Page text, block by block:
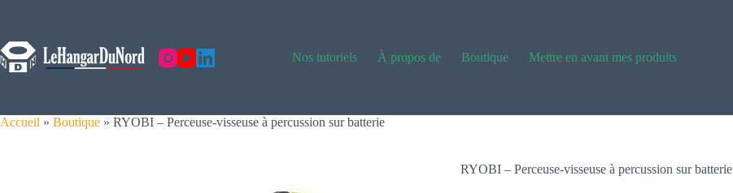
Nos tutoriels
À propos de Boutique Mettre en avant mes produits
Accueil » Boutique » RYOBI – Perceuse-visseuse à percussion sur batterie
RYOBI – Perceuse-visseuse à percussion sur batterie